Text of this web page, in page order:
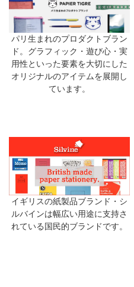
パリ生まれのプロダクトブラン
ド。グラフィック・遊び心・実
用性といった要素を大切にした
オリジナルのアイテムを展開し
ています。
イギリスの紙製品ブランド・シ
ルバインは幅広い用途に支持さ
れている国民的ブランドです。